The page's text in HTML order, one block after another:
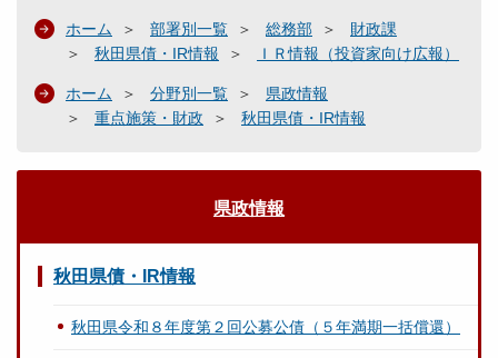
ホーム 部署別一覧 総務部
財政課
秋田県債・IR情報
ＩＲ情報（投資家向け広報）
ホーム 分野別一覧
県政情報
重点施策・財政
秋田県債・IR情報
県政情報
秋田県債・IR情報
秋田県令和８年度第２回公募公債（５年満期一括償還）